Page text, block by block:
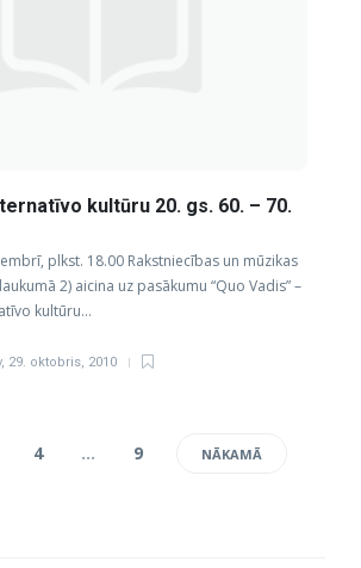
kultūru 20. gs. 60. – 70.
plkst. 18.00 Rakstniecības un mūzikas
2) aicina uz pasākumu “Quo Vadis” –
kultūru…
, 29. oktobris, 2010
4 … 9 NĀKAMĀ